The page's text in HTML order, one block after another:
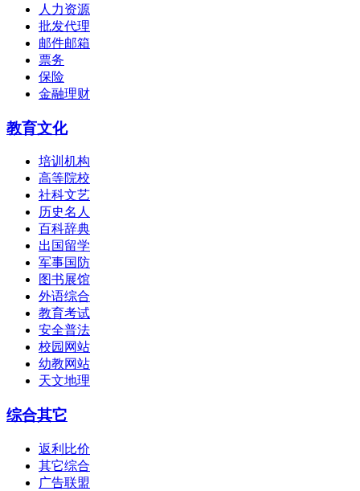
人力资源
批发代理
邮件邮箱
票务
保险
金融理财
教育文化
培训机构
高等院校
社科文艺
历史名人
百科辞典
出国留学
军事国防
图书展馆
外语综合
教育考试
安全普法
校园网站
幼教网站
天文地理
综合其它
返利比价
其它综合
广告联盟